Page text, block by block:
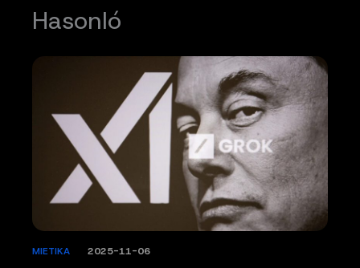
Hasonló
MIETIKA 2025-11-06